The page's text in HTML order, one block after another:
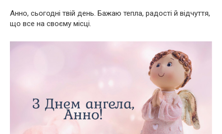
Анно, сьогодні твій день. Бажаю тепла, радості й відчуття,
що все на своєму місці.